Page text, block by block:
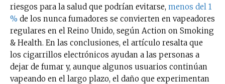
riesgos para la salud que podrían evitarse, menos del 1
% de los nunca fumadores se convierten en vapeadores
regulares en el Reino Unido, según Action on Smoking
& Health. En las conclusiones, el artículo resalta que
los cigarrillos electrónicos ayudan a las personas a
dejar de fumar y, aunque algunos usuarios continúan
vapeando en el largo plazo, el daño que experimentan